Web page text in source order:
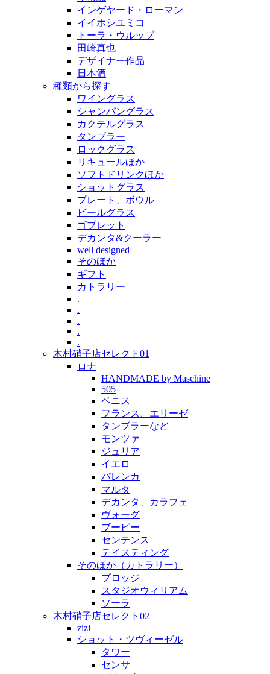
インゲヤード・ローマン
イイホシユミコ
トーラ・ウルップ
田崎真也
デザイナー作品
日本酒
種類から探す
ワイングラス
シャンパングラス
カクテルグラス
タンブラー
ロックグラス
リキュールほか
ソフトドリンクほか
ショットグラス
プレート、ボウル
ビールグラス
ゴブレット
デカンタ&クーラー
well designed
そのほか
ギフト
カトラリー
.
.
.
.
.
木村硝子店セレクト01
ロナ
HANDMADE by Maschine
505
ベニス
フランス、エリーゼ
タンブラーなど
モンツァ
ジュリア
イエロ
パレンカ
マルタ
デカンタ、カラフェ
ヴォーグ
ブービー
センテンス
テイスティング
そのほか（カトラリー）
ブロッジ
スタジオウィリアム
ソーラ
木村硝子店セレクト02
zizi
ショット・ツヴィーゼル
タワー
センサ